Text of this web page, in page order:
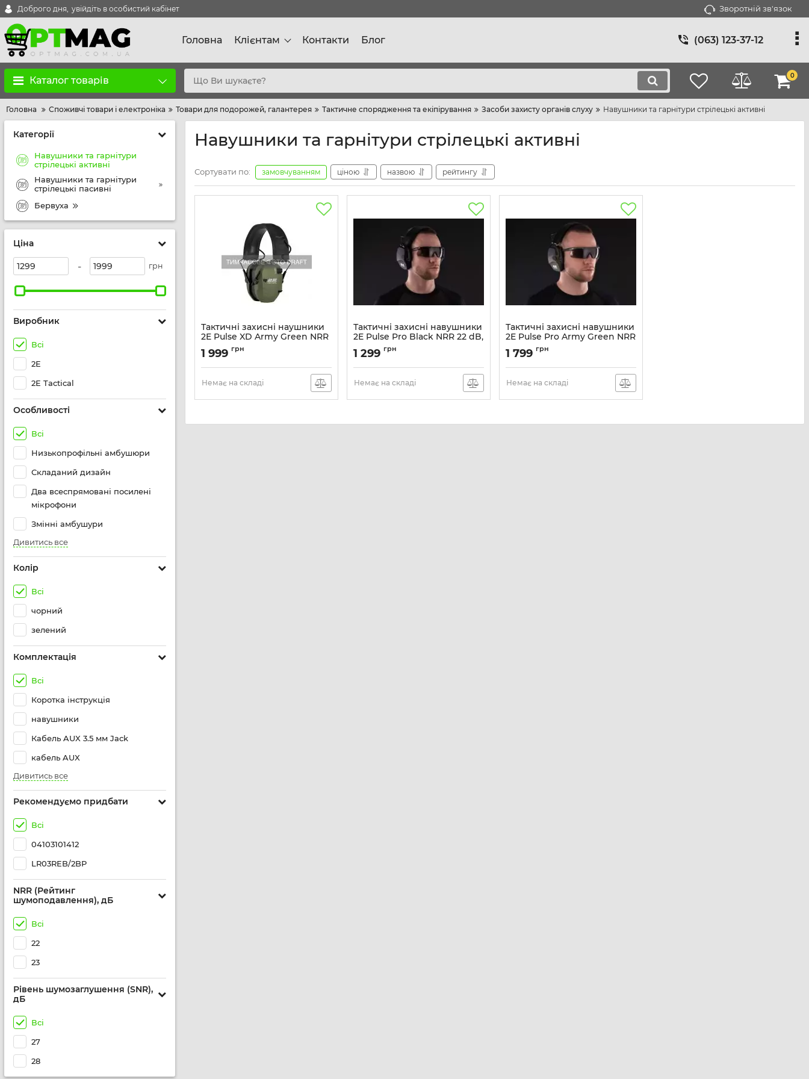
Доброго дня, увійдіть в особистий кабінет Зворотній зв'язок
Головна Клієнтам Контакти Блог (063) 123-37-12
Каталог товарів 0
Головна Споживчі товари і електроніка Товари для подорожей, галантерея Тактичне спорядження та екіпірування Засоби захисту органів слуху Навушники та гарнітури стрілецькі активні
Категорії
Навушники та гарнітури
стрілецькі активні
Навушники та гарнітури
стрілецькі пасивні
Бервуха
Ціна
- грн
Виробник
Всі
2E
2E Tactical
Особливості
Всі
Низькопрофільні амбушюри
Складаний дизайн
Два всеспрямовані посилені
мікрофони
Змінні амбушури
Дивитись все
Колір
Всі
чорний
зелений
Комплектація
Всі
Коротка інструкція
навушники
Кабель AUX 3.5 мм Jack
кабель AUX
Дивитись все
Рекомендуємо придбати
Всі
04103101412
LR03REB/2BP
NRR (Рейтинг
шумоподавлення), дБ
Всі
22
23
Рівень шумозаглушення (SNR),
дБ
Всі
27
28
Навушники та гарнітури стрілецькі активні
Сортувати по: замовчуванням ціною назвою рейтингу
Тактичні захисні наушники
2E Pulse XD Army Green NRR
23 dB, активні
Артикул:
1 999 грн
Немає на складі
Тактичні захисні навушники
2E Pulse Pro Black NRR 22 dB,
активні
Артикул:
1 299 грн
Немає на складі
Тактичні захисні навушники
2E Pulse Pro Army Green NRR
22 dB, активні
Артикул:
1 799 грн
Немає на складі